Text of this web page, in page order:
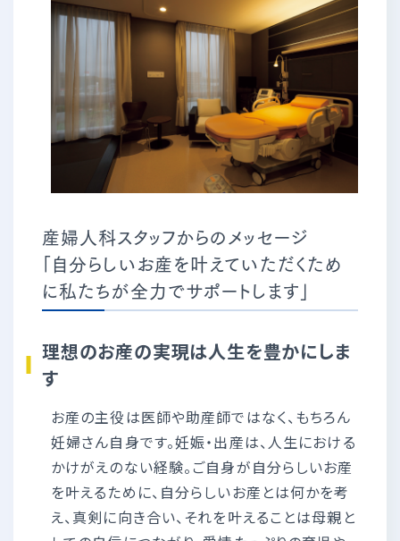
産婦人科スタッフからのメッセージ
「自分らしいお産を叶えていただくため
に私たちが全力でサポートします」
理想のお産の実現は人生を豊かにしま
す
お産の主役は医師や助産師ではなく、もちろん
妊婦さん自身です。妊娠・出産は、人生における
かけがえのない経験。ご自身が自分らしいお産
を叶えるために、自分らしいお産とは何かを考
え、真剣に向き合い、それを叶えることは母親と